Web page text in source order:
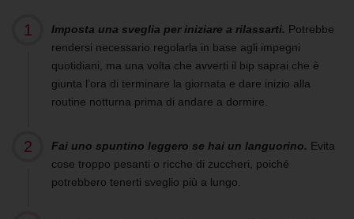
Imposta una sveglia per iniziare a rilassarti. Potrebbe
rendersi necessario regolarla in base agli impegni
quotidiani, ma una volta che avverti il bip saprai che è
giunta l’ora di terminare la giornata e dare inizio alla
routine notturna prima di andare a dormire.
Fai uno spuntino leggero se hai un languorino. Evita
cose troppo pesanti o ricche di zuccheri, poiché
potrebbero tenerti sveglio più a lungo.